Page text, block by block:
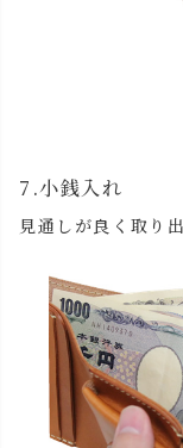
7.小銭入れ
見通しが良く取り